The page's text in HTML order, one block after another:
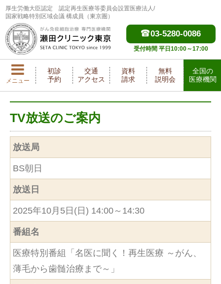
厚生労働大臣認定
認定再生医療等委員会設置医療法人/
国家戦略特別区域会議 構成員（東京圏）
03-5280-0086
受付時間 平日10:00～17:00
メニュー
初診
予約
交通
アクセス
資料
請求
無料
説明会
全国の
医療機関
TV放送のご案内
放送局
BS朝日
放送日
2025年10月5日(日) 14:00～14:30
番組名
医療特別番組「名医に聞く！再生医療 ～がん、
薄毛から歯髄治療まで～」